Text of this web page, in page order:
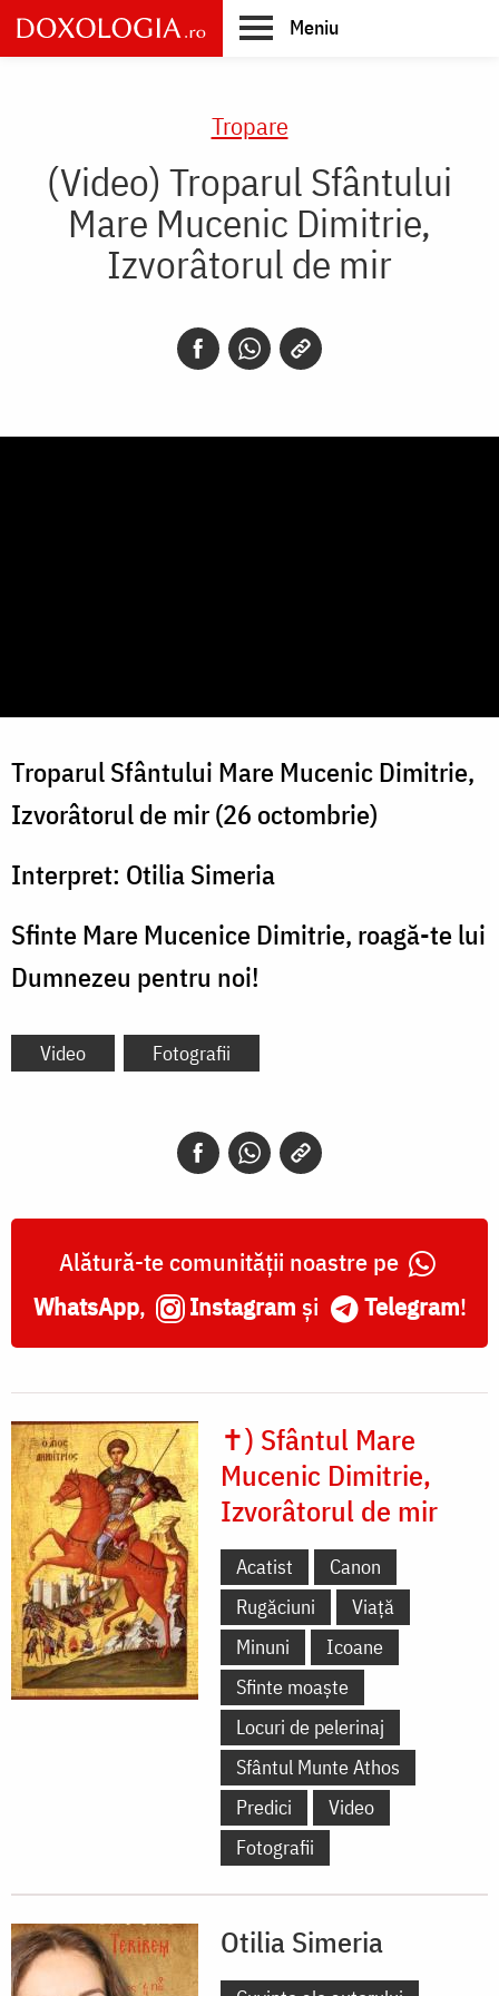
Skip
to
main
Meniu
Tropare
(Video) Troparul Sfântului
Mare Mucenic Dimitrie,
Izvorâtorul de mir
Troparul Sfântului Mare Mucenic Dimitrie,
Izvorâtorul de mir (26 octombrie)
Interpret: Otilia Simeria
Sfinte Mare Mucenice Dimitrie, roagă-te lui
Dumnezeu pentru noi!
Video Fotografii
Alătură-te comunității noastre pe
WhatsApp, Instagram și Telegram!
✝) Sfântul Mare
Mucenic Dimitrie,
Izvorâtorul de mir
Acatist
Canon
Rugăciuni
Viață
Minuni
Icoane
Sfinte moaște
Locuri de pelerinaj
Sfântul Munte Athos
Predici
Video
Fotografii
Otilia Simeria